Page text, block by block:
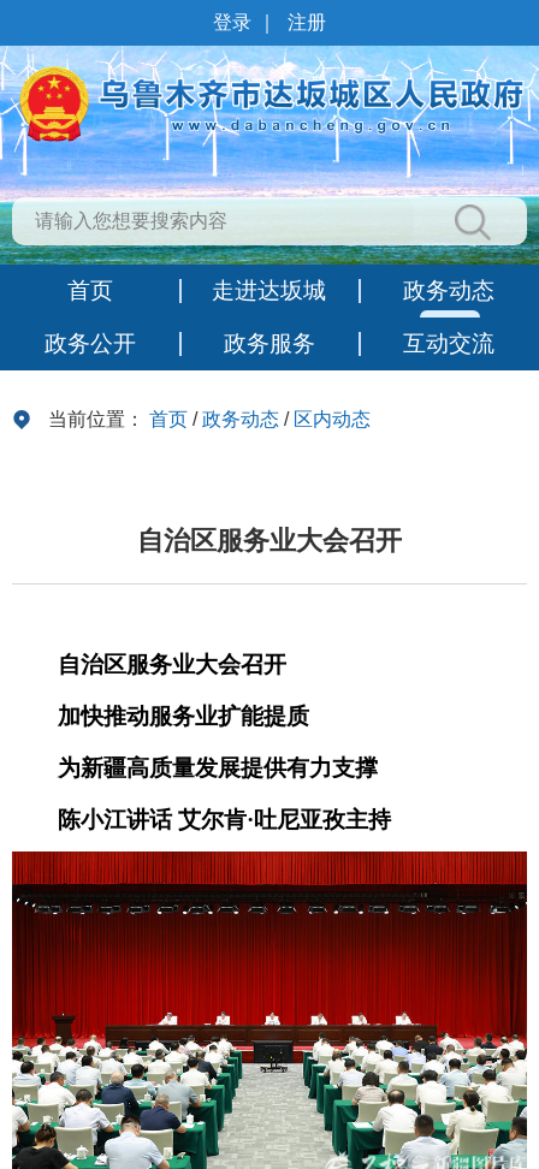
登录 注册
首页 走进达坂城 政务动态
政务公开 政务服务 互动交流
当前位置： 首页 /政务动态 / 区内动态
自治区服务业大会召开
自治区服务业大会召开
加快推动服务业扩能提质
为新疆高质量发展提供有力支撑
陈小江讲话 艾尔肯·吐尼亚孜主持